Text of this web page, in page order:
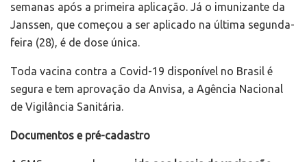
semanas após a primeira aplicação. Já o imunizante da
Janssen, que começou a ser aplicado na última segunda-
feira (28), é de dose única.
Toda vacina contra a Covid-19 disponível no Brasil é
segura e tem aprovação da Anvisa, a Agência Nacional
de Vigilância Sanitária.
Documentos e pré-cadastro